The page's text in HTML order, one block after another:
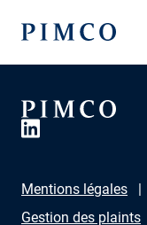
Mentions légales
Gestion des plaints